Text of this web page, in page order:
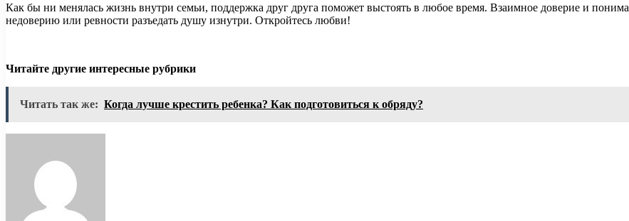
Как бы ни менялась жизнь внутри семьи, поддержка друг друга поможет выстоять в любое время. Взаимное доверие и
недоверию или ревности разъедать душу изнутри. Откройтесь любви!
Читайте другие интересные рубрики
Читать так же: Когда лучше крестить ребенка? Как подготовиться к обряду?